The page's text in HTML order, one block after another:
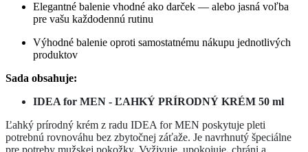
Elegantné balenie vhodné ako darček — alebo jasná voľba
pre vašu každodennú rutinu
Výhodné balenie oproti samostatnému nákupu jednotlivých
produktov
Sada obsahuje:
IDEA for MEN - ĽAHKÝ PRÍRODNÝ KRÉM 50 ml
Ľahký prírodný krém z radu IDEA for MEN poskytuje pleti
potrebnú rovnováhu bez zbytočnej záťaže. Je navrhnutý špeciálne